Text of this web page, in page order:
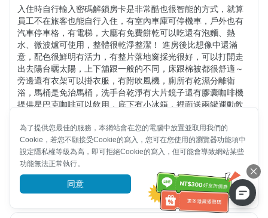
入住時自行輸入密碼解鎖房卡是非常酷也很智能的方式，就算
員工不在旅客也能自行入住，有室內車庫可停機車，戶外也有
汽車停車格，有電梯，大廳有免費餅乾可以吃還有泡麵、熱
水、微波爐可使用，整體很乾淨整潔！ 進房後比想像中還滿
意，配色很鮮明有活力，有整片落地窗採光很好，可以打開走
出去陽台曬太陽，上下舖跟一般的不同，床跟棉被都很舒適～
旁邊還有衣架可以掛衣服，有附吹風機，廁所有乾濕分離衛
浴，馬桶是免治馬桶，洗手台乾淨有大片鏡子還有膠囊咖啡機
提供星巴克咖啡可以飲用，底下有小冰箱，裡面送兩罐運動飲
旁邊還有梳妝台旁都有，非常夠用！隔天退房時還可以寄放行
李，整體住下來就是100分！我跟朋友都非常滿意非常喜歡👍唯
一小小缺點是睡覺時會聽到水聲，非常淺眠的可能不太適合，
但我跟我朋友都睡得很死🤣下次來台南玩還會來住而且也會推
薦朋友來住～讚讚！
3個月前
為了提供您最佳的服務，本網站會在您的電腦中放置並取用我們的
Cookie，若您不願接受Cookie的寫入，您可在您使用的瀏覽器功能項中
設定隱私權等級為高，即可拒絕Cookie的寫入，但可能會導致網站某些
功能無法正常執行。
同意 前往了解